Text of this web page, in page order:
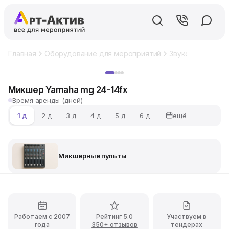
Главная Оборудование для мероприятий Звуковое
Микшер Yamaha mg 24-14fx
Время аренды (дней)
1 д
2 д 3 д 4 д 5 д 6 д ещё
Микшерные пульты
Работаем с 2007
года
Рейтинг 5.0
350+ отзывов
Участвуем в
тендерах